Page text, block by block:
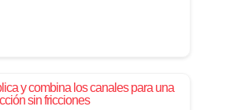
y combina los canales para una
sin fricciones